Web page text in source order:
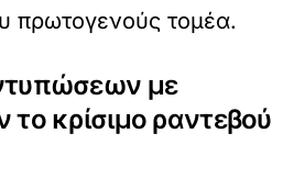
πρωτογενούς τομέα.
με
το κρίσιμο ραντεβού